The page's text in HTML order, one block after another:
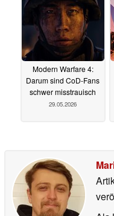
Modern Warfare 4:
Darum sind CoD-Fans
schwer misstrauisch
29.05.2026